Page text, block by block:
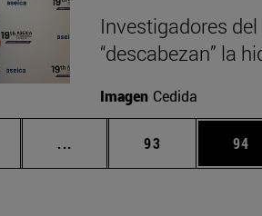
Investigadores
“descabezan” la
Imagen Cedida
... Páginas intermedias Use
Página
93 94